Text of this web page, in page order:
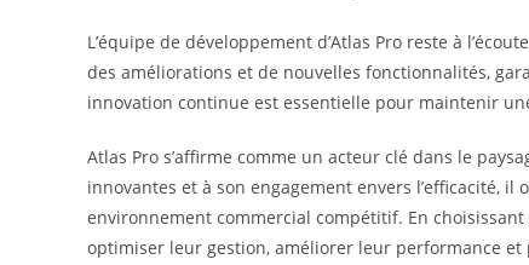
L’équipe de développement d’Atlas Pro reste à
des améliorations et de nouvelles fonctionnalités,
innovation continue est essentielle pour maintenir
Atlas Pro s’affirme comme un acteur clé dans le
innovantes et à son engagement envers l’efficacité,
environnement commercial compétitif. En
optimiser leur gestion, améliorer leur performance